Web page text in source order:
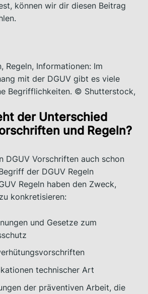
können wir dir diesen Beitrag
Regeln, Informationen: Im
mit der DGUV gibt es viele
Begrifflichkeiten. © Shutterstock,
der Unterschied
und Regeln?
DGUV Vorschriften auch schon
der DGUV Regeln
Regeln haben den Zweck,
konkretisieren:
und Gesetze zum
technischer Art
der präventiven Arbeit, die